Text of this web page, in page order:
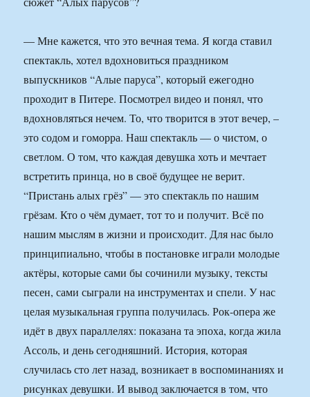
— Мне кажется, что это вечная тема. Я когда ставил
спектакль, хотел вдохновиться праздником
выпускников “Алые паруса”, который ежегодно
проходит в Питере. Посмотрел видео и понял, что
вдохновляться нечем. То, что творится в этот вечер, –
это содом и гоморра. Наш спектакль — о чистом, о
светлом. О том, что каждая девушка хоть и мечтает
встретить принца, но в своё будущее не верит.
“Пристань алых грёз” — это спектакль по нашим
грёзам. Кто о чём думает, тот то и получит. Всё по
нашим мыслям в жизни и происходит. Для нас было
принципиально, чтобы в постановке играли молодые
актёры, которые сами бы сочинили музыку, тексты
песен, сами сыграли на инструментах и спели. У нас
целая музыкальная группа получилась. Рок-опера же
идёт в двух параллелях: показана та эпоха, когда жила
Ассоль, и день сегодняшний. История, которая
случилась сто лет назад, возникает в воспоминаниях и
рисунках девушки. И вывод заключается в том, что